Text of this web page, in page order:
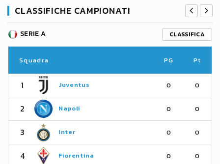
CLASSIFICHE CAMPIONATI
SERIE A CLASSIFICA
Squadra PG Pt
1 Juventus 0 0
2 Napoli 0 0
3 Inter 0 0
4 Fiorentina 0 0